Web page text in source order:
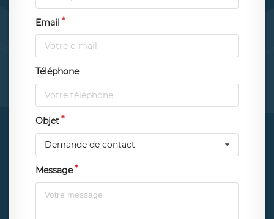
Email
Téléphone
Objet
Demande de contact
Message